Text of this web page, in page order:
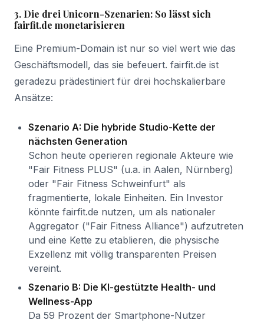
3. Die drei Unicorn-Szenarien: So lässt sich
fairfit.de monetarisieren
Eine Premium-Domain ist nur so viel wert wie das
Geschäftsmodell, das sie befeuert. fairfit.de ist
geradezu prädestiniert für drei hochskalierbare
Ansätze:
Szenario A: Die hybride Studio-Kette der
nächsten Generation
Schon heute operieren regionale Akteure wie
"Fair Fitness PLUS" (u.a. in Aalen, Nürnberg)
oder "Fair Fitness Schweinfurt" als
fragmentierte, lokale Einheiten. Ein Investor
könnte fairfit.de nutzen, um als nationaler
Aggregator ("Fair Fitness Alliance") aufzutreten
und eine Kette zu etablieren, die physische
Exzellenz mit völlig transparenten Preisen
vereint.
Szenario B: Die KI-gestützte Health- und
Wellness-App
Da 59 Prozent der Smartphone-Nutzer